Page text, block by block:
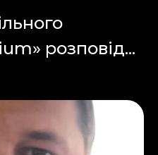
розповід...